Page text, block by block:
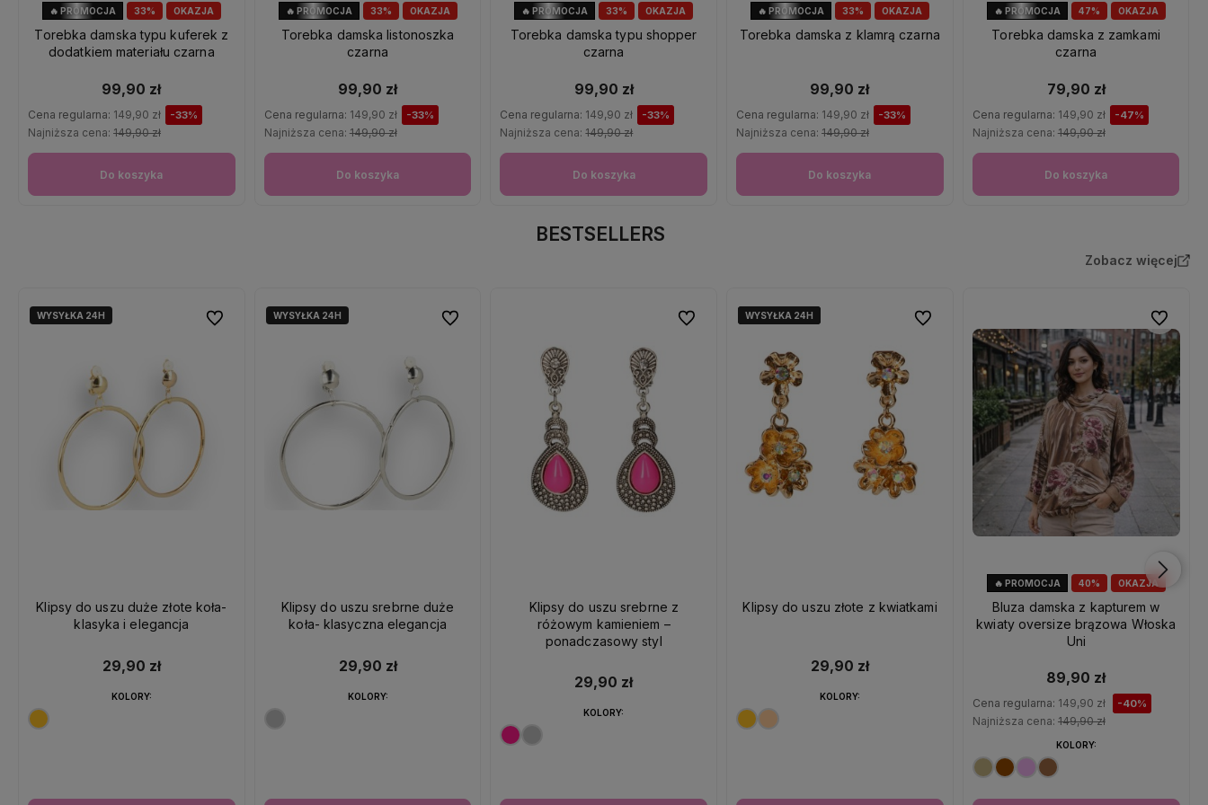
33% OKAZJA
🔥 PROMOCJA
Torebka damska typu kuferek z
dodatkiem materiału czarna
99,90 zł
Cena regularna: 149,90 zł -33%
Najniższa cena:149,90 zł
Do koszyka
33% OKAZJA
🔥 PROMOCJA
Torebka damska listonoszka
czarna
99,90 zł
Cena regularna: 149,90 zł -33%
Najniższa cena: 149,90 zł
Do koszyka
33% OKAZJA
🔥 PROMOCJA
Torebka damska typu shopper
czarna
99,90 zł
Cena regularna: 149,90 zł -33%
Najniższa cena:149,90 zł
Do koszyka
33% OKAZJA
🔥 PROMOCJA
Torebka damska z klamrą czarna
99,90 zł
Cena regularna: 149,90 zł -33%
Najniższa cena:149,90 zł
Do koszyka
47% OKAZJA
🔥 PROMOCJA
Torebka damska z zamkami
czarna
79,90 zł
Cena regularna: 149,90 zł -47%
Najniższa cena: 149,90 zł
Do koszyka
BESTSELLERS
Zobacz więcej
WYSYŁKA 24H
Klipsy do uszu duże złote koła-
klasyka i elegancja
29,90 zł
KOLORY:
Do ulubionychWYSYŁKA 24H
Klipsy do uszu srebrne duże
koła- klasyczna elegancja
29,90 zł
KOLORY:
Do ulubionych
Klipsy do uszu srebrne z
różowym kamieniem –
ponadczasowy styl
29,90 zł
KOLORY:
Do ulubionychWYSYŁKA 24H
WYSYŁKA 24H
WYSYŁKA 24H
Klipsy do uszu złote z kwiatkami
29,90 zł
KOLORY:
Do ulubionych
40% OKAZJA
🔥 PROMOCJA
Bluza damska z kapturem w
kwiaty oversize brązowa Włoska
Uni
89,90 zł
Cena regularna: 149,90 zł -40%
Najniższa cena: 149,90 zł
KOLORY:
Do